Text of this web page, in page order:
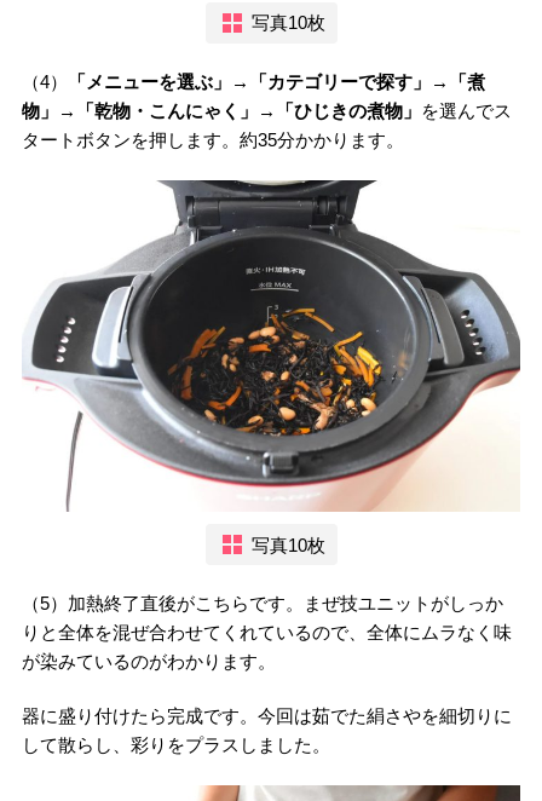
写真10枚
（4）
「メニューを選ぶ」→「カテゴリーで探す」→「煮
物」→「乾物・こんにゃく」→「ひじきの煮物」 を選んでス
タートボタンを押します。約35分かかります。
写真10枚
（5）加熱終了直後がこちらです。まぜ技ユニットがしっか
りと全体を混ぜ合わせてくれているので、全体にムラなく味
が染みているのがわかります。
器に盛り付けたら完成です。今回は茹でた絹さやを細切りに
して散らし、彩りをプラスしました。